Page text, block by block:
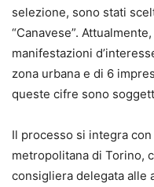
selezione, sono stati
“Canavese”.
manifestazioni
zona urbana e di 6
queste cifre sono
Il processo si integra
metropolitana di Torino,
consigliera delegata alle